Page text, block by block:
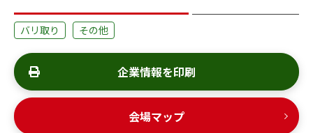
バリ取り その他
企業情報を印刷
会場マップ